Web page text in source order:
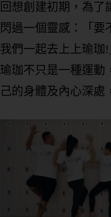
回想創建初期，為
閃過一個靈感：「要
我們一起去上上瑜珈
瑜珈不只是一種運動
己的身體及內心深處